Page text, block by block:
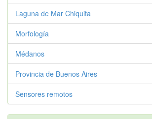
Laguna de Mar Chiquita
Morfología
Médanos
Provincia de Buenos Aires
Sensores remotos